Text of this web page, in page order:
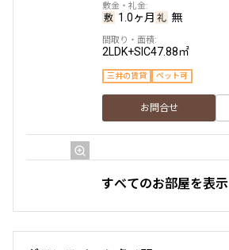
検索対象お部屋数
18件
お部屋を再検索
1.0ヶ月 無
2LDK+SIC47.88㎡
三井の賃貸 ペット可
お問合せ
7階７０３
295,000円15,000円
すべてのお部屋を表示